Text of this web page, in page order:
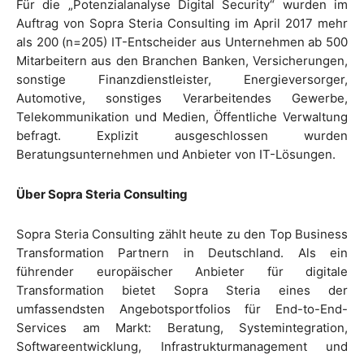
Für die „Potenzialanalyse Digital Security“ wurden im
Auftrag von Sopra Steria Consulting im April 2017 mehr
als 200 (n=205) IT-Entscheider aus Unternehmen ab 500
Mitarbeitern aus den Branchen Banken, Versicherungen,
sonstige Finanzdienstleister, Energieversorger,
Automotive, sonstiges Verarbeitendes Gewerbe,
Telekommunikation und Medien, Öffentliche Verwaltung
befragt. Explizit ausgeschlossen wurden
Beratungsunternehmen und Anbieter von IT-Lösungen.
Über Sopra Steria Consulting
Sopra Steria Consulting zählt heute zu den Top Business
Transformation Partnern in Deutschland. Als ein
führender europäischer Anbieter für digitale
Transformation bietet Sopra Steria eines der
umfassendsten Angebotsportfolios für End-to-End-
Services am Markt: Beratung, Systemintegration,
Softwareentwicklung, Infrastrukturmanagement und